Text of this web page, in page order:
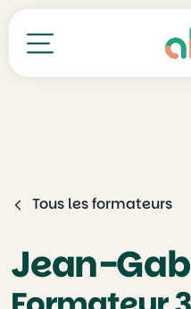
Toutes nos
Tous les formateurs
Jean-